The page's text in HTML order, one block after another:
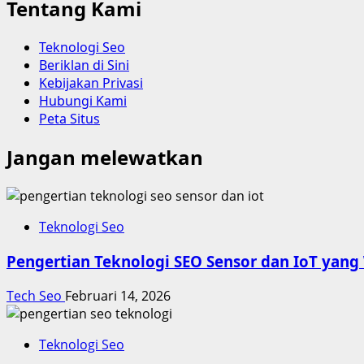
Tentang Kami
Teknologi Seo
Beriklan di Sini
Kebijakan Privasi
Hubungi Kami
Peta Situs
Jangan melewatkan
Teknologi Seo
Pengertian Teknologi SEO Sensor dan IoT
Tech Seo Februari 14, 2026
Teknologi Seo